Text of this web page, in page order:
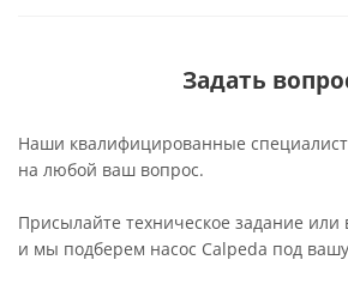
Задать
Наши квалифицированные
на любой ваш вопрос.
Присылайте техническое задание
и мы подберем насос Calpeda под